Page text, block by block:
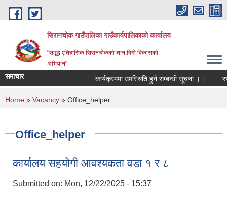
Skip to main content
सिरानचोक गाउँपालिका गाउँकार्यपालिकाको कार्यालय
"समृद्ध एतिहासिक सिरानचोकको शान:दिगो विकासको
अभियान"
समाचार कार्यक्रममा उपस्थिति हुने सम्बन्धी सूचना ।।
You are here
Home » Vacancy » Office_helper
Office_helper
कार्यालय सहयोगी आवश्यकता वडा १ र ८
Submitted on: Mon, 12/22/2025 - 15:37